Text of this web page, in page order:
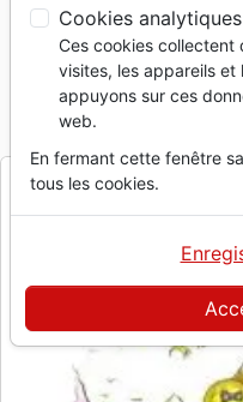
AVENTURES DE
Samuel Grandjean
RéférenceESA2954
Editeur Esaïe 55
Cookies analytiques
Ces cookies collectent
visites, les appareils et
appuyons sur ces
web.
En fermant cette fenêtre
tous les cookies.